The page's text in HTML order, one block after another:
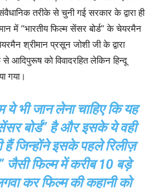
तरीके से चुनी गई सरकार के द्वारा ही
में “भारतीय फिल्म सेंसर बोर्ड” के चेयरमैन
श्रीमान प्रसून जोशी जी के द्वारा
आदिपुरूष को विवादरहित लेकिन हिन्दू
गया।
भी जान लेना चाहिए कि यह
बोर्ड” है और इसके ये वही
जिन्होंने इसके पहले रिलीज़
जैसी फिल्म में करीब 10 बड़े
कर फिल्म की कहानी को